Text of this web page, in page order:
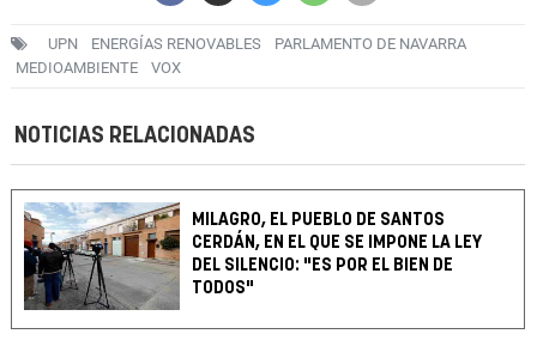
UPN ENERGÍAS RENOVABLES
PARLAMENTO DE NAVARRA
MEDIOAMBIENTE
VOX
NOTICIAS RELACIONADAS
MILAGRO, EL PUEBLO DE SANTOS
CERDÁN, EN EL QUE SE IMPONE LA LEY
DEL SILENCIO: "ES POR EL BIEN DE
TODOS"